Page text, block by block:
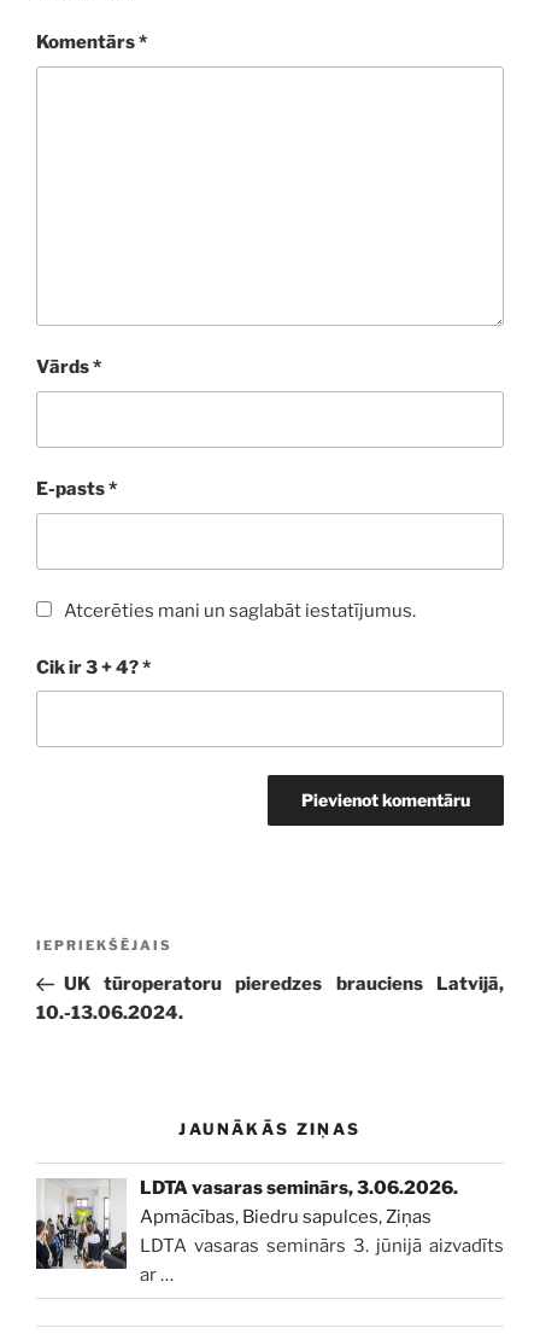
Komentārs*
Vārds*
E-pasts*
Atcerēties mani un saglabāt iestatījumus.
Cik ir 3 + 4?*
Iepriekšējā
ziņa:
IEPRIEKŠĒJAIS
UK tūroperatoru pieredzes brauciens Latvijā,
10.-13.06.2024.
JAUNĀKĀS ZIŅAS
LDTA vasaras seminārs, 3.06.2026.
Apmācības, Biedru sapulces,Ziņas
LDTA vasaras seminārs 3. jūnijā aizvadīts
ar…